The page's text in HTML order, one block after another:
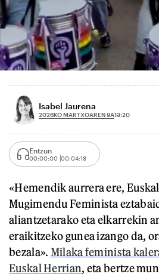
Isabel Jaurena
2026KO MARTXOAREN 9A13:20
Entzun
00:00:00 00:04:18
«Hemendik aurrera ere,
Mugimendu Feminista
aliantzetarako eta elkarrekin
eraikitzeko gunea izango da,
bezala». Milaka feminista
Euskal Herrian, eta bertze